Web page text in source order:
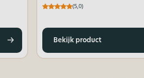
(5,0)
Bekijk product